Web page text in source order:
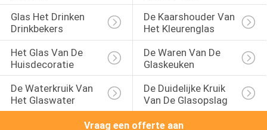
Glas Het Drinken
Drinkbekers
De Kaarshouder Van
Het Kleurenglas
Het Glas Van De
Huisdecoratie
De Waren Van De
Glaskeuken
De Waterkruik Van
Het Glaswater
De Duidelijke Kruik
Van De Glasopslag
Vraag een offerte aan